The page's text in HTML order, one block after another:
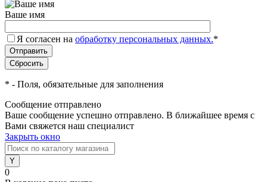
Ваше имя
Я согласен на обработку персональных данных.*
* - Поля, обязательные для заполнения
Сообщение отправлено
Ваше сообщение успешно отправлено. В ближайшее время с
Вами свяжется наш специалист
Закрыть окно
0